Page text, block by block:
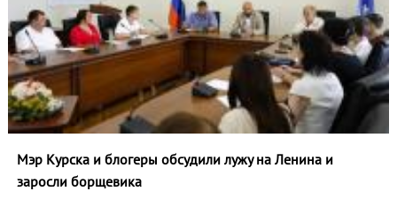
Мэр Курска и блогеры обсудили лужу на Ленина и
заросли борщевика